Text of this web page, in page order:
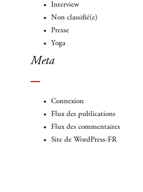
Interview
Non classifié(e)
Presse
Yoga
Meta
Connexion
Flux des publications
Flux des commentaires
Site de WordPress-FR